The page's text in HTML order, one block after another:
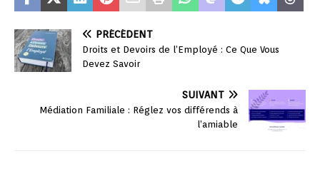
PRÉCÉDENT
Droits et Devoirs de l’Employé : Ce Que Vous
Devez Savoir
SUIVANT
Médiation Familiale : Réglez vos différends à
l’amiable